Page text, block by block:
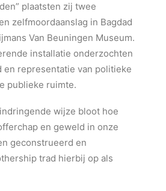
plaatsten zij twee
zelfmoordaanslag in Bagdad
Van Beuningen Museum.
installatie onderzochten
en representatie van politieke
publieke ruimte.
wijze bloot hoe
en geweld in onze
geconstrueerd en
trad hierbij op als